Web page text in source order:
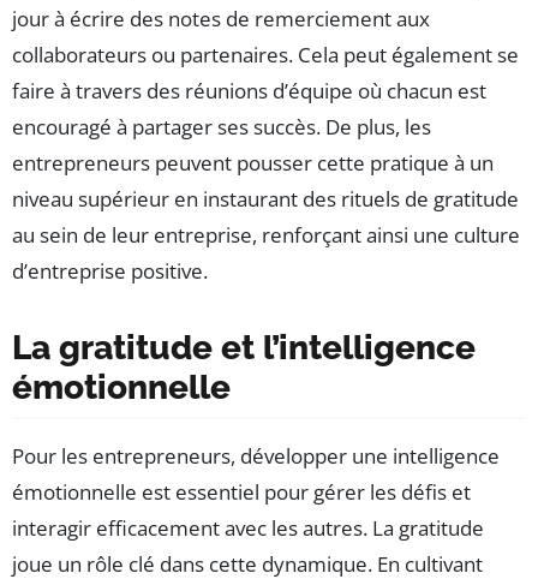
jour à écrire des notes de remerciement aux
collaborateurs ou partenaires. Cela peut également se
faire à travers des réunions d’équipe où chacun est
encouragé à partager ses succès. De plus, les
entrepreneurs peuvent pousser cette pratique à un
niveau supérieur en instaurant des rituels de gratitude
au sein de leur entreprise, renforçant ainsi une culture
d’entreprise positive.
La gratitude et l’intelligence
émotionnelle
Pour les entrepreneurs, développer une intelligence
émotionnelle est essentiel pour gérer les défis et
interagir efficacement avec les autres. La gratitude
joue un rôle clé dans cette dynamique. En cultivant